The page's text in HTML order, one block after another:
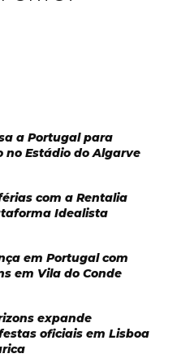
a Portugal para
no Estádio do Algarve
com a Rentalia
Idealista
em Portugal com
em Vila do Conde
expande
oficiais em Lisboa